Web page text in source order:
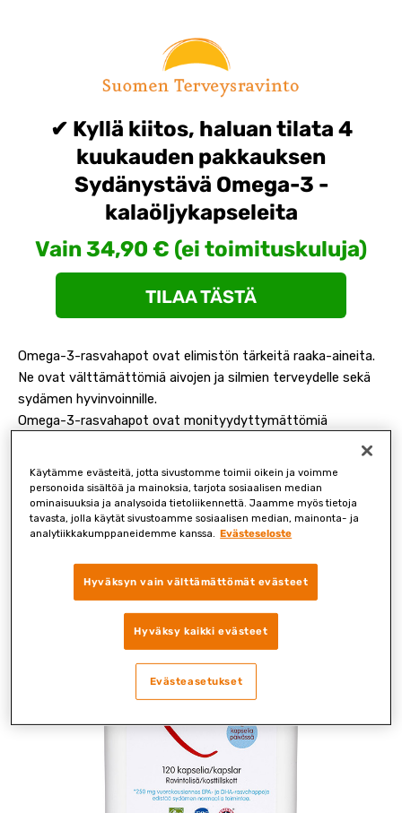
✔ Kyllä kiitos, haluan tilata 4
kuukauden pakkauksen
Sydänystävä Omega-3 -
kalaöljykapseleita
Vain 34,90 € (ei toimituskuluja)
TILAA TÄSTÄ
Omega-3-rasvahapot ovat elimistön tärkeitä raaka-aineita.
Ne ovat välttämättömiä aivojen ja silmien terveydelle sekä
sydämen hyvinvoinnille.
Omega-3-rasvahapot ovat monityydyttymättömiä
rasvahappoja, joihin kuuluvat välttämättömät rasvahapot
EPA. Kun näitä kahta tyyppiä nautitaan päivittäin 250 mg,
niin ne edistävät sydämen normaalia toimintaa osallistumalla
sydämen rytmin säätelyyn.
Käytämme evästeitä, jotta sivustomme toimii oikein ja voimme
personoida sisältöä ja mainoksia, tarjota sosiaalisen median
ominaisuuksia ja analysoida tietoliikennettä. Jaamme myös tietoja
tavasta, jolla käytät sivustoamme sosiaalisen median, mainonta- ja
analytiikkakumppaneidemme kanssa.
Evästeseloste
Hyväksyn vain välttämättömät evästeet
Hyväksy kaikki evästeet
Evästeasetukset